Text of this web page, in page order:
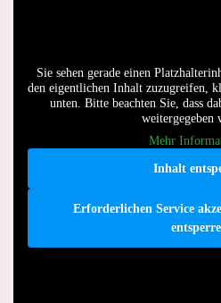
Sie sehen gerade einen
den eigentlichen Inhalt zuzugreifen,
unten. Bitte beachten Sie, dass
weitergegeben
Mehr
Inhalt
Erforderlichen Service